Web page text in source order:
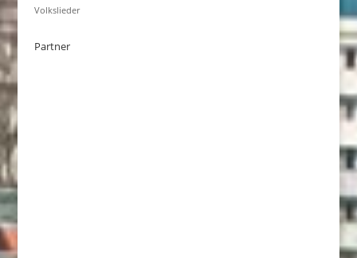
Volkslieder
Partner